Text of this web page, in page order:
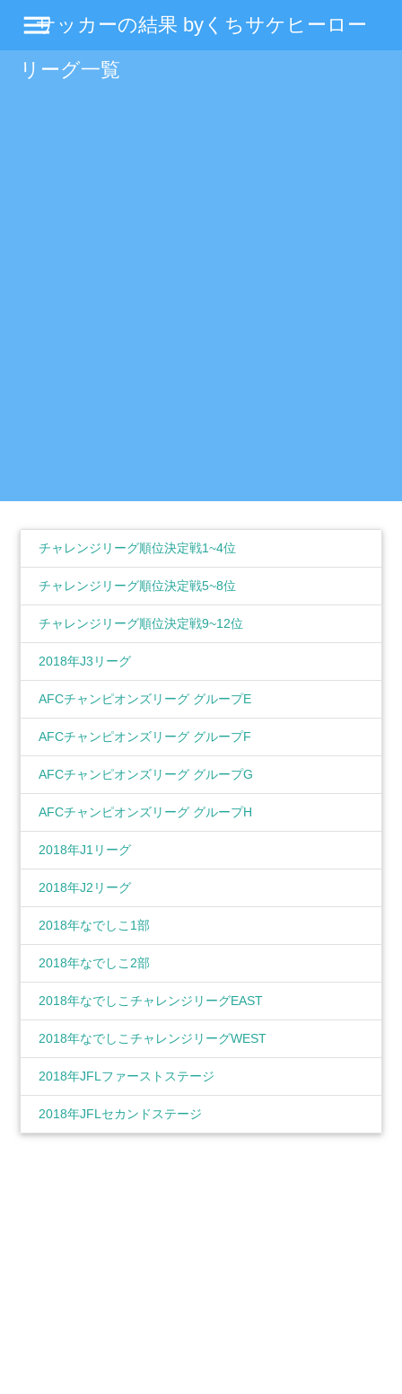
サッカーの結果 byくちサケヒーロー
menu
リーグ一覧
チャレンジリーグ順位決定戦1~4位
チャレンジリーグ順位決定戦5~8位
チャレンジリーグ順位決定戦9~12位
2018年J3リーグ
AFCチャンピオンズリーグ グループE
AFCチャンピオンズリーグ グループF
AFCチャンピオンズリーグ グループG
AFCチャンピオンズリーグ グループH
2018年J1リーグ
2018年J2リーグ
2018年なでしこ1部
2018年なでしこ2部
2018年なでしこチャレンジリーグEAST
2018年なでしこチャレンジリーグWEST
2018年JFLファーストステージ
2018年JFLセカンドステージ